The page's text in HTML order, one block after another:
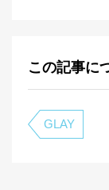
この記事に
GLAY